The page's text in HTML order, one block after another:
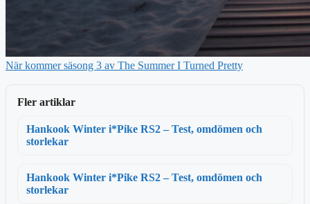
När kommer säsong 3 av The Summer I Turned Pretty
Fler artiklar
Hankook Winter i*Pike RS2 – Test, omdömen och
storlekar
Hankook Winter i*Pike RS2 – Test, omdömen och
storlekar